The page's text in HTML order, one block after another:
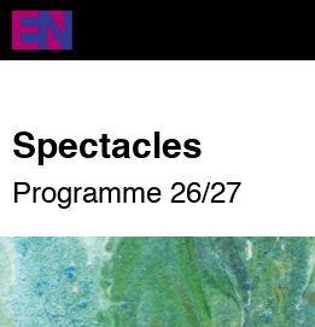
Aller
contenu
Spectacles
Programme 26/27